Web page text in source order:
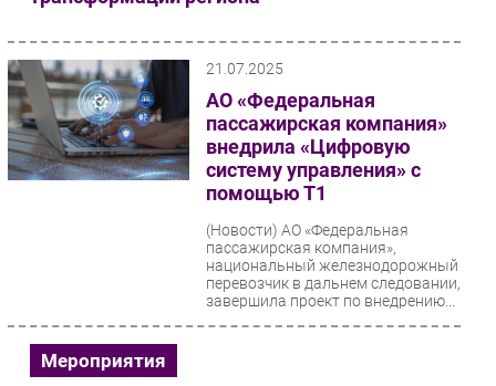
21.07.2025
АО «Федеральная
пассажирская компания»
внедрила «Цифровую
систему управления» с
помощью Т1
(Новости) АО «Федеральная
пассажирская компания»,
национальный железнодорожный
перевозчик в дальнем следовании,
завершила проект по внедрению...
Мероприятия